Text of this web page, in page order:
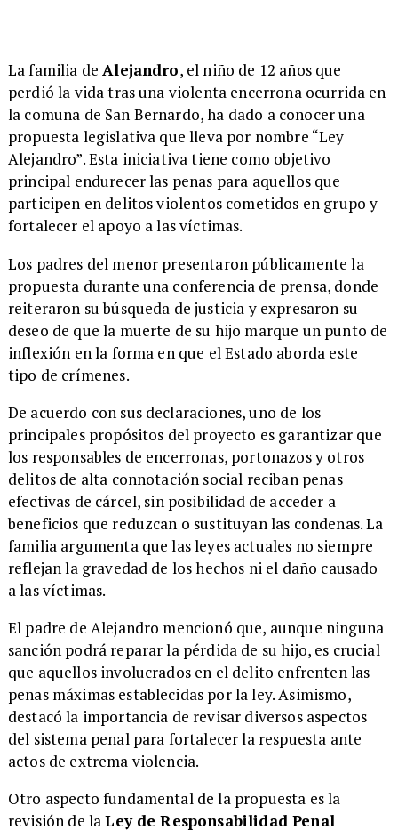
La familia deAlejandro, el niño de 12 años que
perdió la vida tras una violenta encerrona ocurrida en
la comuna de San Bernardo, ha dado a conocer una
propuesta legislativa que lleva por nombre “Ley
Alejandro”. Esta iniciativa tiene como objetivo
principal endurecer las penas para aquellos que
participen en delitos violentos cometidos en grupo y
fortalecer el apoyo a las víctimas.
Los padres del menor presentaron públicamente la
propuesta durante una conferencia de prensa, donde
reiteraron su búsqueda de justicia y expresaron su
deseo de que la muerte de su hijo marque un punto de
inflexión en la forma en que el Estado aborda este
tipo de crímenes.
De acuerdo con sus declaraciones, uno de los
principales propósitos del proyecto es garantizar que
los responsables de encerronas, portonazos y otros
delitos de alta connotación social reciban penas
efectivas de cárcel, sin posibilidad de acceder a
beneficios que reduzcan o sustituyan las condenas. La
familia argumenta que las leyes actuales no siempre
reflejan la gravedad de los hechos ni el daño causado
a las víctimas.
El padre de Alejandro mencionó que, aunque ninguna
sanción podrá reparar la pérdida de su hijo, es crucial
que aquellos involucrados en el delito enfrenten las
penas máximas establecidas por la ley. Asimismo,
destacó la importancia de revisar diversos aspectos
del sistema penal para fortalecer la respuesta ante
actos de extrema violencia.
Otro aspecto fundamental de la propuesta es la
revisión de laLey de Responsabilidad Penal